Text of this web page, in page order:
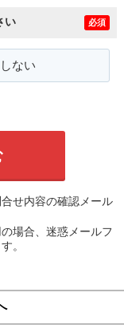
い 必須
ない
せ内容の確認メール
場合、迷惑メールフ
。